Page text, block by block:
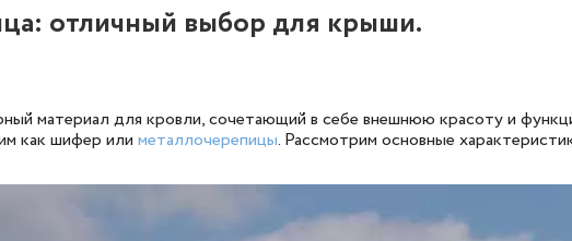
отличный выбор для крыши.
материал для кровли, сочетающий в себе внешнюю красоту и
как шифер или металлочерепицы. Рассмотрим основные